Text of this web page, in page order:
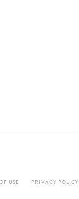
USE PRIVACY POLICY